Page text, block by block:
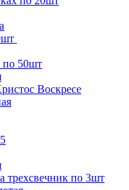
50шт
Воскресе
трехсвечник по 3шт